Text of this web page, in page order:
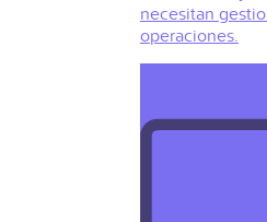
necesitan
operaciones.